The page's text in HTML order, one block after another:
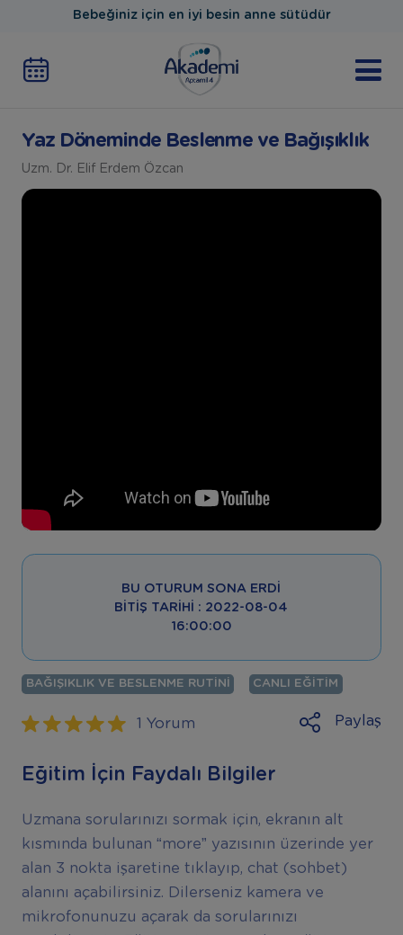
Bebeğiniz için en iyi besin anne sütüdür
Yaz Döneminde Beslenme ve Bağışıklık
Uzm. Dr. Elif Erdem Özcan
BU OTURUM SONA ERDI
BITIŞ TARIHI : 2022-08-04
16:00:00
BAĞIŞIKLIK VE BESLENME RUTINI CANLI EĞITIM
1 Yorum Paylaş
Eğitim İçin Faydalı Bilgiler
Uzmana sorularınızı sormak için, ekranın alt
kısmında bulunan “more” yazısının üzerinde yer
alan 3 nokta işaretine tıklayıp, chat (sohbet)
alanını açabilirsiniz. Dilerseniz kamera ve
mikrofonunuzu açarak da sorularınızı